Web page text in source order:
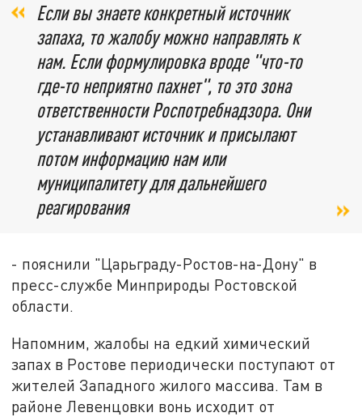
Если вы знаете конкретный источник
запаха, то жалобу можно направлять к
нам. Если формулировка вроде "что-то
где-то неприятно пахнет", то это зона
ответственности Роспотребнадзора. Они
устанавливают источник и присылают
потом информацию нам или
муниципалитету для дальнейшего
реагирования
- пояснили "Царьграду-Ростов-на-Дону" в
пресс-службе Минприроды Ростовской
области.
Напомним, жалобы на едкий химический
запах в Ростове периодически поступают от
жителей Западного жилого массива. Там в
районе Левенцовки вонь исходит от